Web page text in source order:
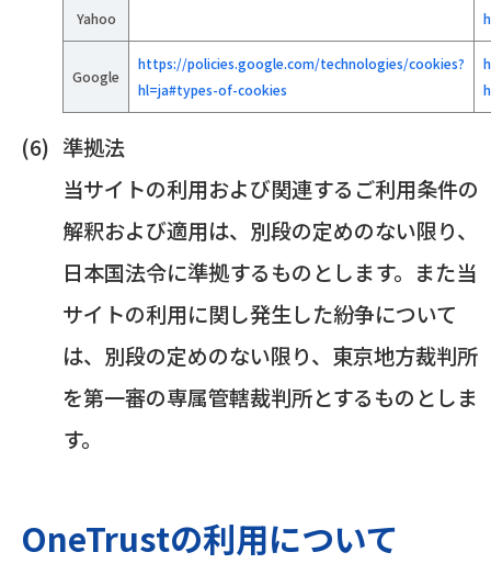
Yahoo
Google
https://policies.google.com/technologies/cookies?
hl=ja#types-of-cookies
準拠法
当サイトの利用および関連するご利用条件の
解釈および適用は、別段の定めのない限り、
日本国法令に準拠するものとします。また当
サイトの利用に関し発生した紛争について
は、別段の定めのない限り、東京地方裁判所
を第一審の専属管轄裁判所とするものとしま
す。
OneTrustの利用について